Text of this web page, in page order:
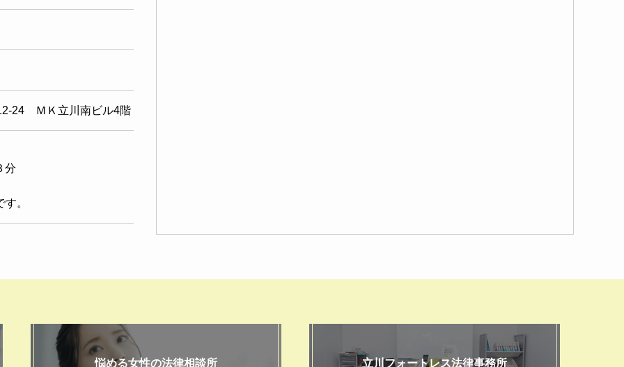
24 ＭＫ立川南ビル4階
分
。
悩める女性の法律相談所 立川フォートレス法律事務所